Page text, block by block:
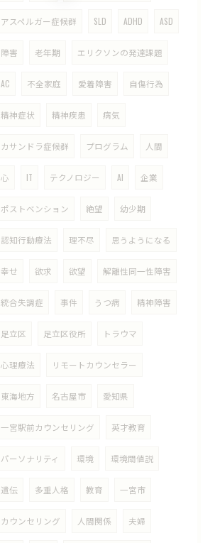
アスペルガー症候群 SLD ADHD ASD
障害 老年期 エリクソンの発達課題
AC 不全家庭 愛着障害 自傷行為
精神症状 精神疾患 病気
カサンドラ症候群 プログラム 人間
心 IT テクノロジー AI 企業
ポストベンション 絶望 幼少期
認知行動療法 理不尽 思うようになる
幸せ 欲求 欲望 解離性同一性障害
統合失調症 事件 うつ病 精神障害
足立区 足立区役所 トラウマ
心理療法 リモートカウンセラー
東海地方 名古屋市 愛知県
一宮駅前カウンセリング 英才教育
パーソナリティ 環境 環境閾値説
遺伝 多重人格 教育 一宮市
カウンセリング 人間関係 夫婦